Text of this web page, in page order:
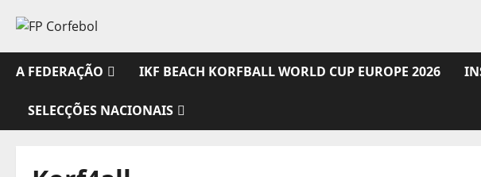
para
o
conteúdo
A FEDERAÇÃO IKF BEACH KORFBALL WORLD CUP EUROPE 2026
SELECÇÕES NACIONAIS